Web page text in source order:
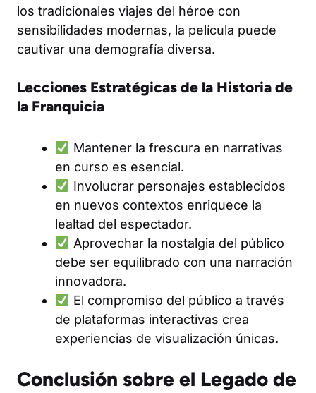
los tradicionales viajes del héroe con
sensibilidades modernas, la película puede
cautivar una demografía diversa.
Lecciones Estratégicas de la Historia de
la Franquicia
Mantener la frescura en narrativas
en curso es esencial.
Involucrar personajes establecidos
en nuevos contextos enriquece la
lealtad del espectador.
Aprovechar la nostalgia del público
debe ser equilibrado con una narración
innovadora.
El compromiso del público a través
de plataformas interactivas crea
experiencias de visualización únicas.
Conclusión sobre el Legado de